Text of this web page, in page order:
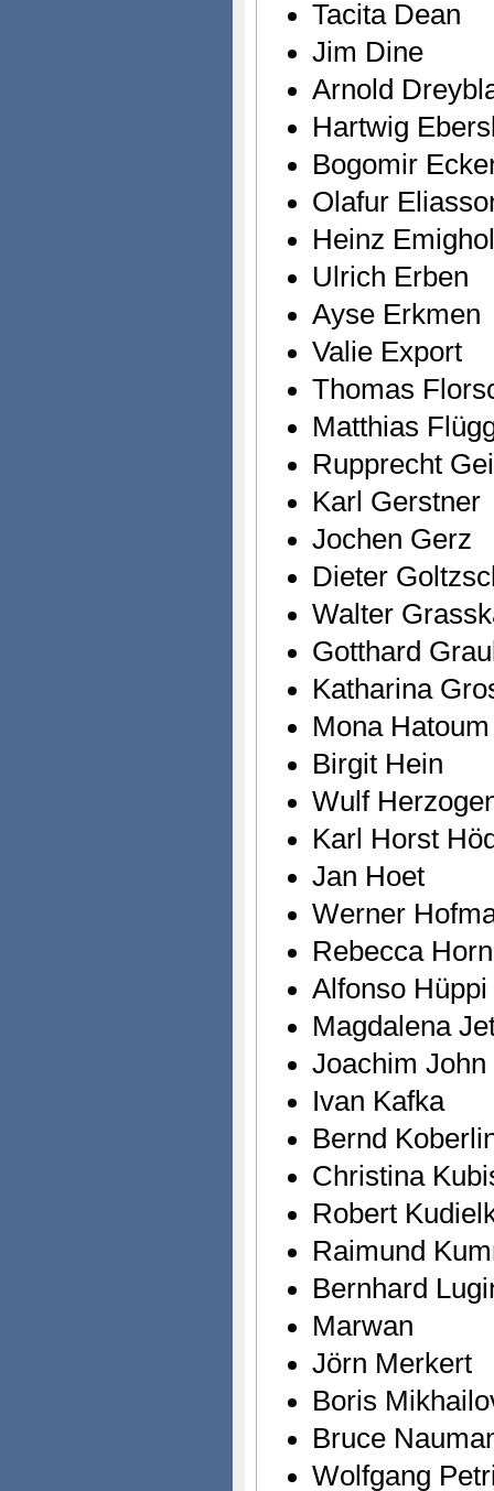
Tacita Dean
Jim Dine
Arnold
Hartwig
Bogomir
Olafur
Heinz
Ulrich Erben
Ayse Erkmen
Valie Export
Thomas
Matthias
Rupprecht
Karl Gerstner
Jochen Gerz
Dieter
Walter
Gotthard
Katharina
Mona Hatoum
Birgit Hein
Wulf
Karl Horst
Jan Hoet
Werner
Rebecca Horn
Alfonso Hüppi
Magdalena
Joachim John
Ivan Kafka
Bernd
Christina
Robert
Raimund
Bernhard
Marwan
Jörn Merkert
Boris
Bruce
Wolfgang